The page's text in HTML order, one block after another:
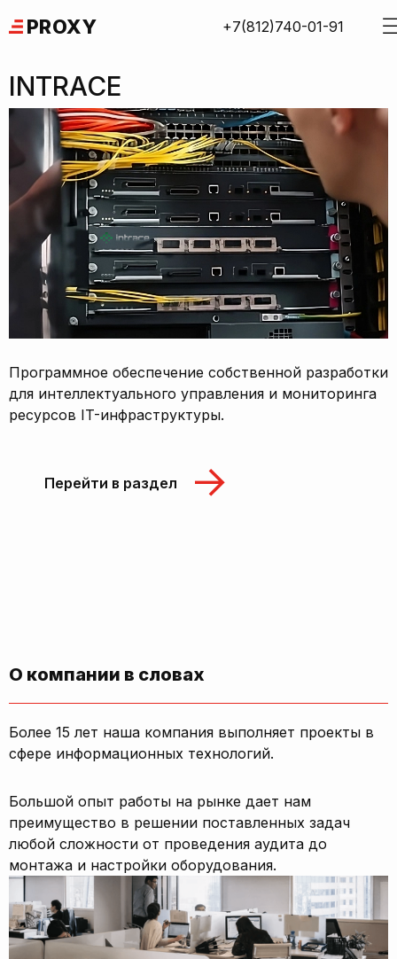
to
PROXY +7(812)740-01-91
INTRACE
Программное обеспечение собственной разработки
для интеллектуального управления и мониторинга
ресурсов IT-инфраструктуры.
Перейти в раздел
О компании в словах
Более 15 лет наша компания выполняет проекты в
сфере информационных технологий.
Большой опыт работы на рынке дает нам
преимущество в решении поставленных задач
любой сложности от проведения аудита до
монтажа и настройки оборудования.